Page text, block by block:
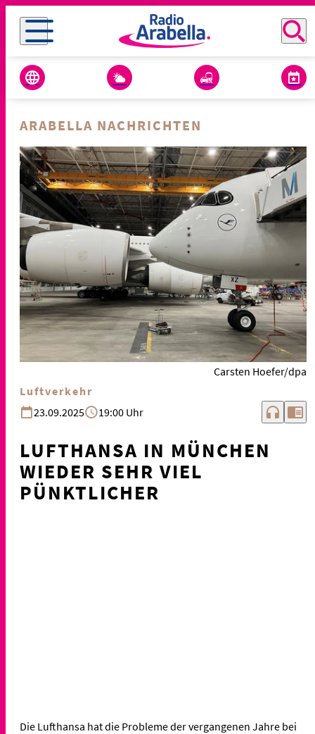
ARABELLA NACHRICHTEN
Carsten Hoefer/dpa
Luftverkehr
23.09.2025
19:00 Uhr headphones chrome_reader_mode
LUFTHANSA IN MÜNCHEN
WIEDER SEHR VIEL
PÜNKTLICHER
Die Lufthansa hat die Probleme der vergangenen Jahre bei